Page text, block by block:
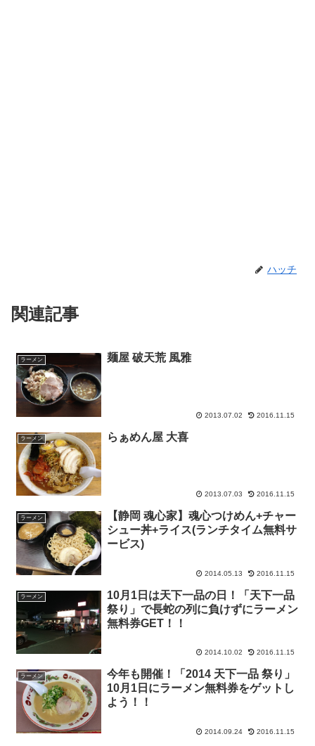
ハッチ
関連記事
ラーメン 麺屋 破天荒 風雅
2013.07.02 2016.11.15
ラーメン らぁめん屋 大喜
2013.07.03 2016.11.15
ラーメン
【静岡 魂心家】魂心つけめん+チャー
シュー丼+ライス(ランチタイム無料サ
ービス)
2014.05.13 2016.11.15
ラーメン
10月1日は天下一品の日！「天下一品
祭り」で長蛇の列に負けずにラーメン
無料券GET！！
2014.10.02 2016.11.15
ラーメン
今年も開催！「2014 天下一品 祭り」
10月1日にラーメン無料券をゲットし
よう！！
2014.09.24 2016.11.15